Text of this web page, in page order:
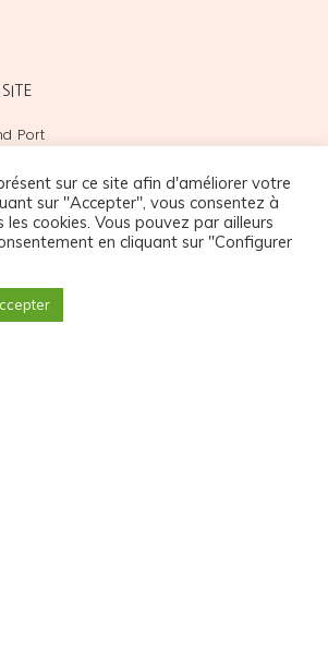
Port
sur ce site afin d'améliorer votre
sur "Accepter", vous consentez à
cookies. Vous pouvez par ailleurs
en cliquant sur "Configurer